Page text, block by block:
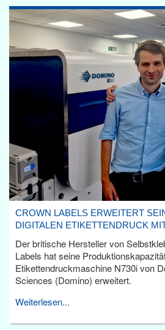
CROWN LABELS ERWEITERT
DIGITALEN ETIKETTENDRUCK
Der britische Hersteller von
Labels hat seine
Etikettendruckmaschine N730i von
Sciences (Domino) erweitert.
Weiterlesen...